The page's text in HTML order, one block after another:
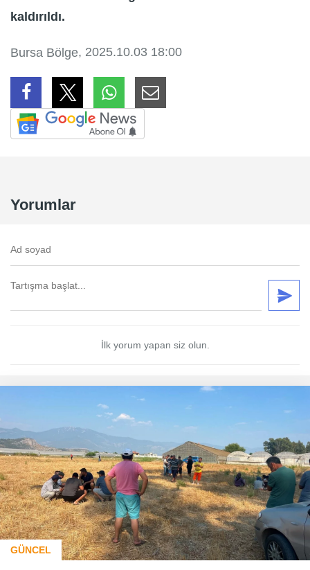
kaldırıldı.
Bursa Bölge, 2025.10.03 18:00
Yorumlar
İlk yorum yapan siz olun.
GÜNCEL